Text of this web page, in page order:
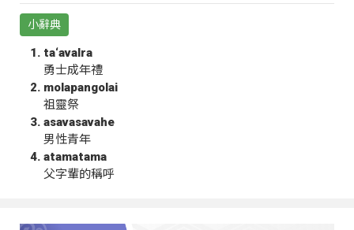
小辭典
ta‘avalra
勇士成年禮
molapangolai
祖靈祭
asavasavahe
男性青年
atamatama
父字輩的稱呼